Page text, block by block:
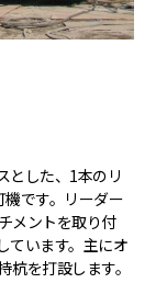
とした、1本のリ
です。リーダー
メントを取り付
ています。主にオ
を打設します。